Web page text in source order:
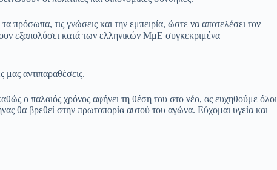
πρόσωπα, τις γνώσεις και την εμπειρία, ώστε να αποτελέσει τον
εξαπολύσει κατά των ελληνικών ΜμΕ συγκεκριμένα
μας αντιπαραθέσεις.
ο παλαιός χρόνος αφήνει τη θέση του στο νέο, ας ευχηθούμε όλοι
θα βρεθεί στην πρωτοπορία αυτού του αγώνα. Εύχομαι υγεία και